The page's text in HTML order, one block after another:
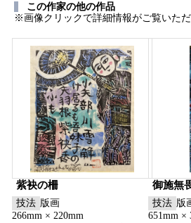
この作家の他の作品
※画像クリックで詳細情報がご覧いただ
紫袂の柵
技法 版画
266mm × 220mm
御施無
技法 版
651mm ×